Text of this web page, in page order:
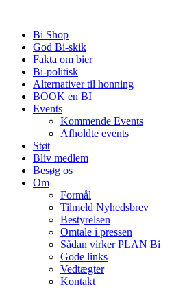
indholdBi Shop
God Bi-skik
Fakta om bier
Bi-politisk
Alternativer til honning
BOOK en BI
Events
Kommende Events
Afholdte events
Støt
Bliv medlem
Besøg os
Om
Formål
Tilmeld Nyhedsbrev
Bestyrelsen
Omtale i pressen
Sådan virker PLAN Bi
Gode links
Vedtægter
Kontakt